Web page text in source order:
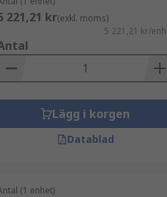
221,21 kr(exkl. moms)
5 221,21 kr/
Lägg i korgen
Datablad
(1 enhet)